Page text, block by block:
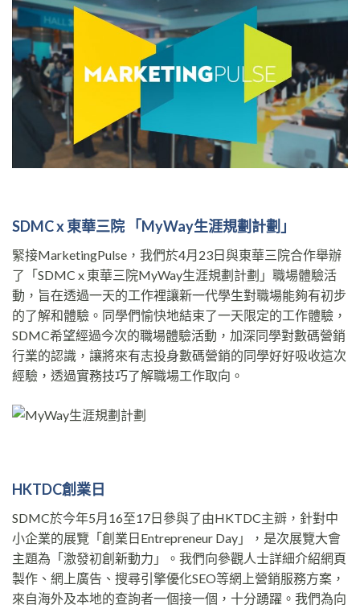
SDMC x 東華三院 「MyWay生涯規劃計劃 」
緊接MarketingPulse，我們於4月23日與東華三院合作舉辦
了「SDMC x 東華三院MyWay生涯規劃計劃」職場體驗活
動，旨在透過一天的工作裡讓新一代學生對職場能夠有初步
的了解和體驗。同學們愉快地結束了一天限定的工作體驗，
SDMC希望經過今次的職場體驗活動，加深同學對數碼營銷
行業的認識，讓將來有志投身數碼營銷的同學好好吸收這次
經驗，透過實務技巧了解職場工作取向。
HKTDC創業 日
SDMC於今年5月16至17日參與了由HKTDC主辧，針對中
小企業的展覽「創業日Entrepreneur Day」，是次展覽大會
主題為「激發初創新動力」。我們向參觀人士詳細介紹網頁
製作、網上廣告、搜尋引擎優化SEO等網上營銷服務方案，
來自海外及本地的查詢者一個接一個，十分踴躍。我們為向